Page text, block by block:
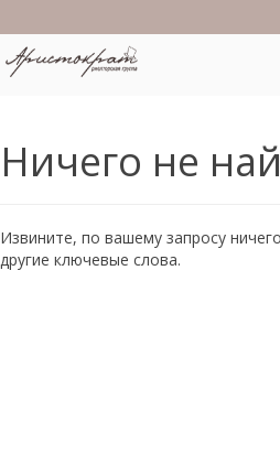
Ничего не
Извините, по вашему запросу
другие ключевые слова.